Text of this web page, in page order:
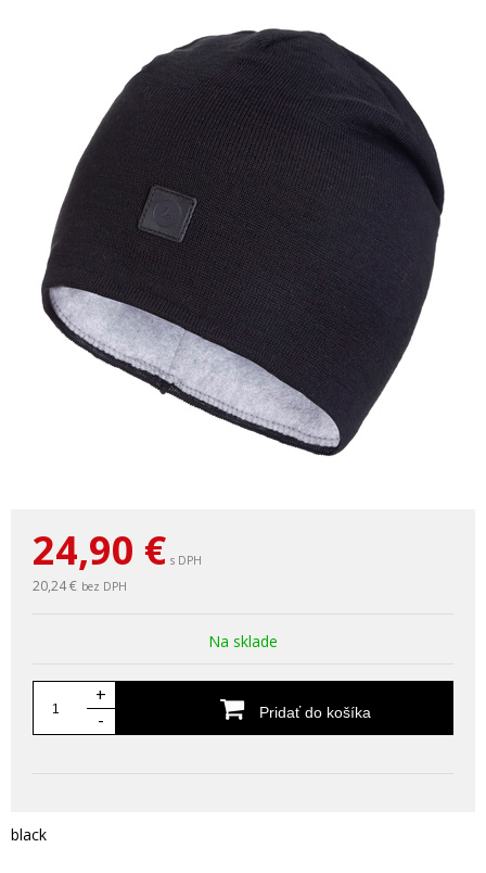
24,90 € s DPH
20,24 € bez DPH
Na sklade
+
-
Pridať do košíka
black